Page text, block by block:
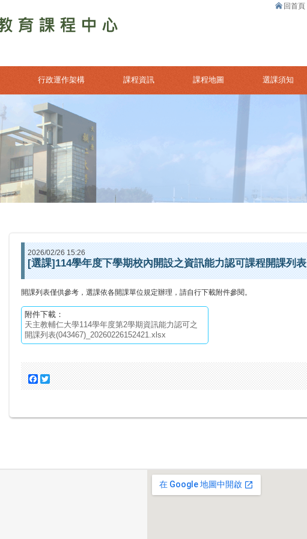
回首頁
行政運作架構 課程資訊 課程地圖 選課須知
2026/02/26 15:26
[選課]114學年度下學期校內開設之資訊能力認可課程開課列表
開課列表僅供參考，選課依各開課單位規定辦理，請自行下載附件參閱。
附件下載：
天主教輔仁大學114學年度第2學期資訊能力認可之
開課列表(043467)_20260226152421.xlsx
Facebook